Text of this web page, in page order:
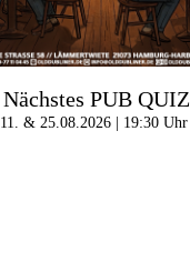
Nächstes PUB QUIZ
11. & 25.08.2026 | 19:30 Uhr